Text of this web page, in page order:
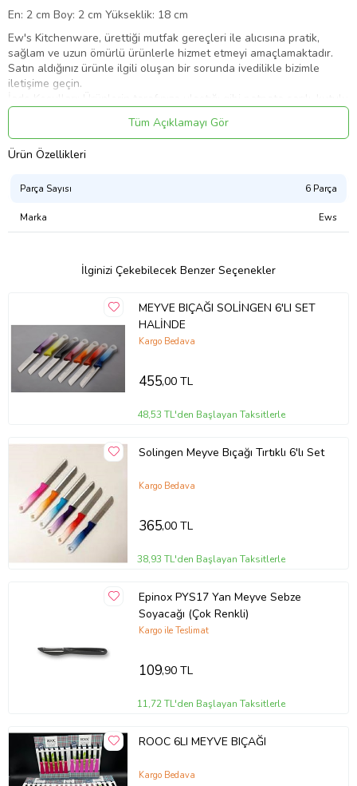
En: 2 cm Boy: 2 cm Yükseklik: 18 cm
Ew's Kitchenware, ürettiği mutfak gereçleri ile alıcısına pratik,
sağlam ve uzun ömürlü ürünlerle hizmet etmeyi amaçlamaktadır.
Satın aldığınız ürünle ilgili oluşan bir sorunda ivedilikle bizimle
iletişime geçin.
ve ambalajı bozulmamış olarak iade edilmesi gerekmektedir. Aksi
halde gönderilen iadeler kabul edilemeyecektir.
Ürün Kodu:kcm98684379
Tüm Açıklamayı Gör
Ürün Özellikleri
Parça Sayısı 6 Parça
Marka Ews
İlginizi Çekebilecek Benzer Seçenekler
MEYVE BIÇAĞI SOLİNGEN 6'LI SET
HALİNDE
Kargo Bedava
455,00 TL
48,53 TL'den Başlayan Taksitlerle
Solingen Meyve Bıçağı Tırtıklı 6'lı Set
Kargo Bedava
365,00 TL
38,93 TL'den Başlayan Taksitlerle
Epinox PYS17 Yan Meyve Sebze
Soyacağı (Çok Renkli)
Kargo ile Teslimat
109,90 TL
11,72 TL'den Başlayan Taksitlerle
ROOC 6LI MEYVE BIÇAĞI
Kargo Bedava